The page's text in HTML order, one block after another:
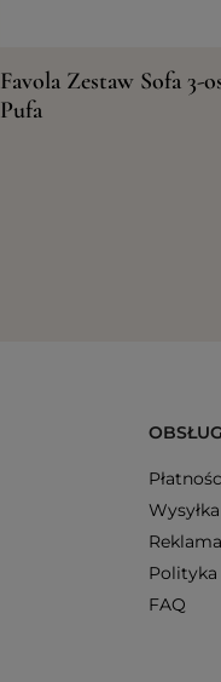
Favola Zestaw Sofa 3-
Pufa
Wysyłka
FAQ